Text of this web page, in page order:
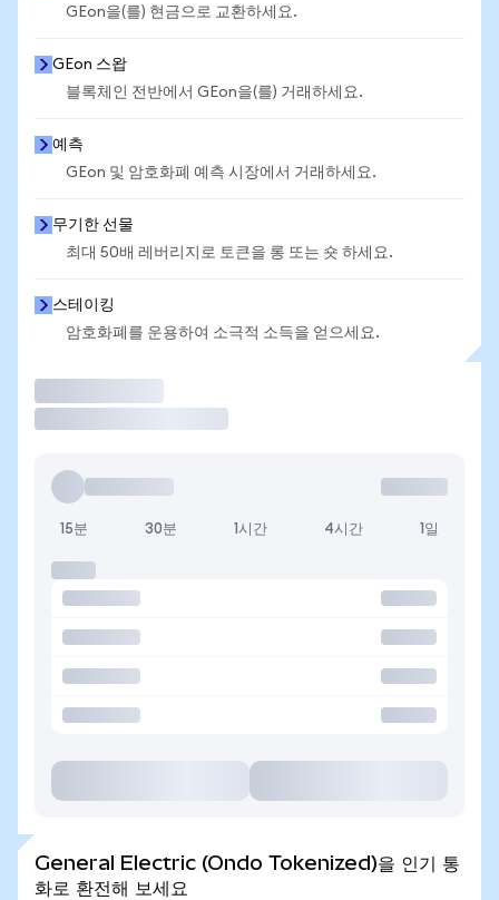
GEon을(를) 현금으로 교환하세요.
GEon 스왑
블록체인 전반에서 GEon을(를) 거래하세요.
예측
GEon 및 암호화폐 예측 시장에서 거래하세요.
무기한 선물
최대 50배 레버리지로 토큰을 롱 또는 숏 하세요.
스테이킹
암호화폐를 운용하여 소극적 소득을 얻으세요.
15분 30분 1시간 4시간 1일
General Electric (Ondo Tokenized)을 인기 통
화로 환전해 보세요